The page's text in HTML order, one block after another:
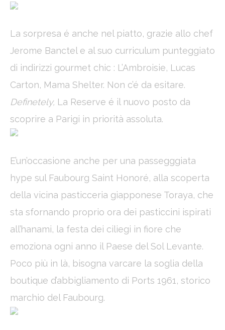
La sorpresa é anche nel piatto, grazie allo chef
Jerome Banctel e al suo curriculum punteggiato
di indirizzi gourmet chic : L’Ambroisie, Lucas
Carton, Mama Shelter. Non c’é da esitare.
Definetely, La Reserve é il nuovo posto da
scoprire a Parigi in priorità assoluta.
E’un’occasione anche per una passegggiata
hype sul Faubourg Saint Honoré, alla scoperta
della vicina pasticceria giapponese Toraya, che
sta sfornando proprio ora dei pasticcini ispirati
all’hanami, la festa dei ciliegi in fiore che
emoziona ogni anno il Paese del Sol Levante.
Poco più in là, bisogna varcare la soglia della
boutique d’abbigliamento di Ports 1961, storico
marchio del Faubourg.